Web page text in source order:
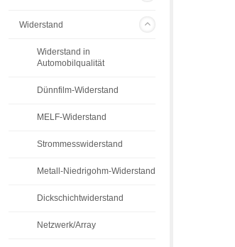
Widerstand
Widerstand in
Automobilqualität
Dünnfilm-Widerstand
MELF-Widerstand
Strommesswiderstand
Metall-Niedrigohm-Widerstand
Dickschichtwiderstand
Netzwerk/Array